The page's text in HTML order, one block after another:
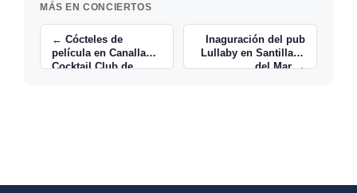
MÁS EN CONCIERTOS
← Cócteles de
película en Canalla
Cocktail Club de
Inaguración del pub
Lullaby en Santillana
del Mar →